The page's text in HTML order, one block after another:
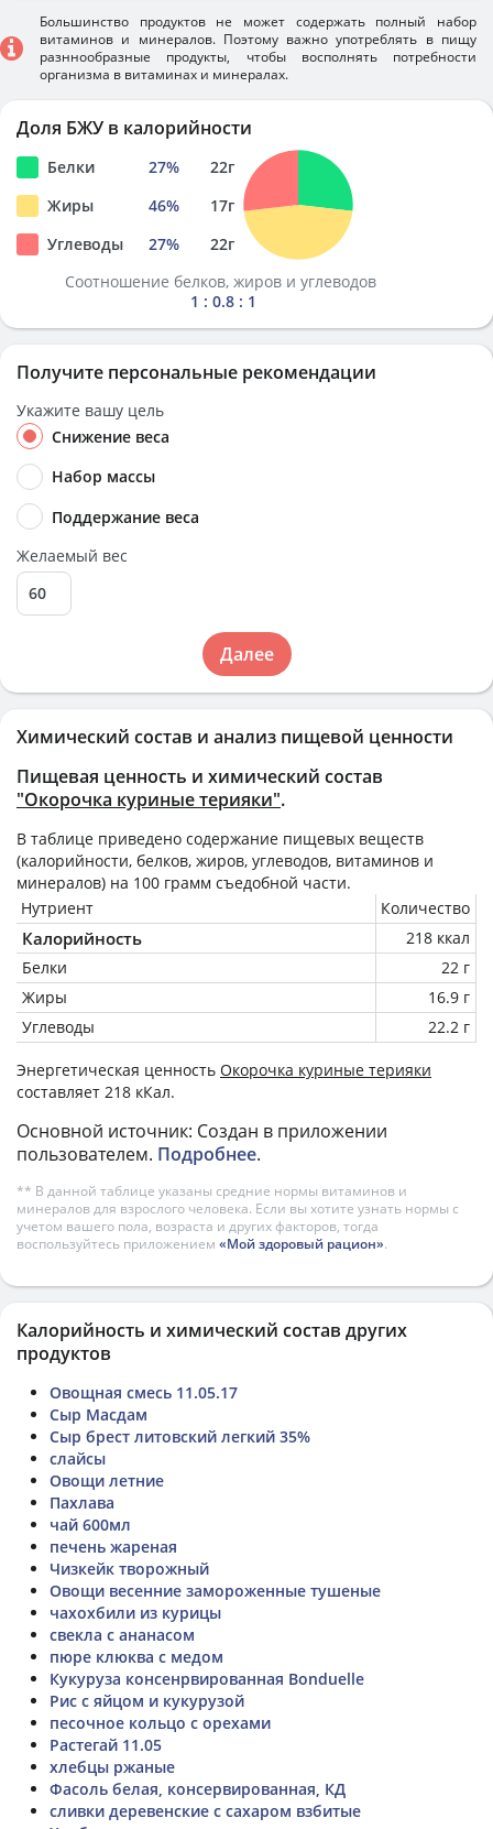
Химический состав и анализ пищевой ценности
Пищевая ценность и химический состав
"Окорочка куриные терияки".
В таблице приведено содержание пищевых веществ
(калорийности, белков, жиров, углеводов, витаминов и
минералов) на 100 грамм съедобной части.
Нутриент
Количество
Калорийность
218 ккал
Белки
22 г
Жиры
16.9 г
Углеводы
22.2 г
Энергетическая ценность Окорочка куриные терияки
составляет 218 кКал.
Основной источник: Создан в приложении
пользователем. Подробнее.
** В данной таблице указаны средние нормы витаминов и
минералов для взрослого человека. Если вы хотите узнать нормы с
учетом вашего пола, возраста и других факторов, тогда
воспользуйтесь приложением «Мой здоровый рацион».
Большинство продуктов не может содержать полный набор
витаминов и минералов. Поэтому важно употреблять в пищу
разннообразные продукты, чтобы восполнять потребности
организма в витаминах и минералах.
Доля БЖУ в калорийности
Белки 27% 22г
Жиры
46% 17г
Углеводы
27% 22г
Соотношение белков, жиров и углеводов
1 : 0.8 : 1
Получите персональные рекомендации
Укажите вашу цель
Снижение веса
Набор массы
Поддержание веса
Желаемый вес
Далее
Калорийность и химический состав других
продуктов
Овощная смесь 11.05.17
Сыр Масдам
Сыр брест литовский легкий 35%
слайсы
Овощи летние
Пахлава
чай 600мл
печень жареная
Чизкейк творожный
Овощи весенние замороженные тушеные
чахохбили из курицы
свекла с ананасом
пюре клюква с медом
Кукуруза консенрвированная Bonduelle
Рис с яйцом и кукурузой
песочное кольцо с орехами
Растегай 11.05
хлебцы ржаные
Фасоль белая, консервированная, КД
сливки деревенские с сахаром взбитые